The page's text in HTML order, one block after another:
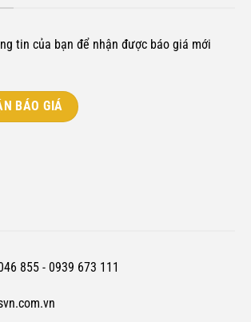
tin của bạn để nhận được báo giá mới
BÁO GIÁ
855 - 0939 673 111